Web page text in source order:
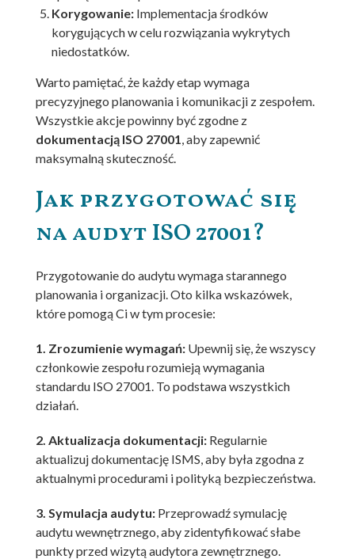
Korygowanie: Implementacja środków
korygujących w celu rozwiązania wykrytych
niedostatków.
Warto pamiętać, że każdy etap wymaga
precyzyjnego planowania i komunikacji z zespołem.
Wszystkie akcje powinny być zgodne z
dokumentacją ISO 27001, aby zapewnić
maksymalną skuteczność.
Jak przygotować się
na audyt ISO 27001?
Przygotowanie do audytu wymaga starannego
planowania i organizacji. Oto kilka wskazówek,
które pomogą Ci w tym procesie:
1. Zrozumienie wymagań: Upewnij się, że wszyscy
członkowie zespołu rozumieją wymagania
standardu ISO 27001. To podstawa wszystkich
działań.
2. Aktualizacja dokumentacji: Regularnie
aktualizuj dokumentację ISMS, aby była zgodna z
aktualnymi procedurami i polityką bezpieczeństwa.
3. Symulacja audytu: Przeprowadź symulację
audytu wewnętrznego, aby zidentyfikować słabe
punkty przed wizytą audytora zewnętrznego.